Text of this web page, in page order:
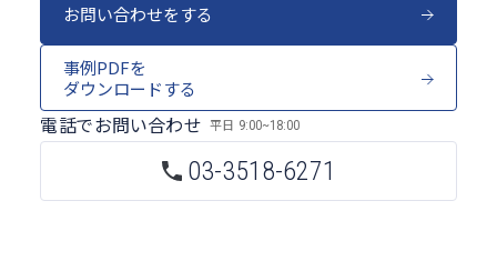
お問い合わせをする
事例PDFを
ダウンロードする
電話でお問い合わせ 平日 9:00~18:00
03-3518-6271